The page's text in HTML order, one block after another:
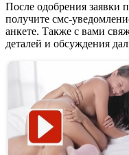
После одобрения заявки
получите смс-
анкете. Также с вами
деталей и обсуждения